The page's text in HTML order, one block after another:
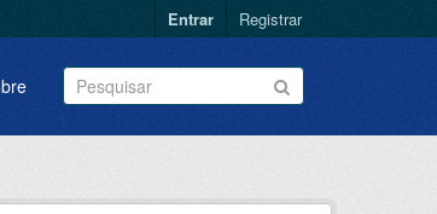
Entrar Registrar